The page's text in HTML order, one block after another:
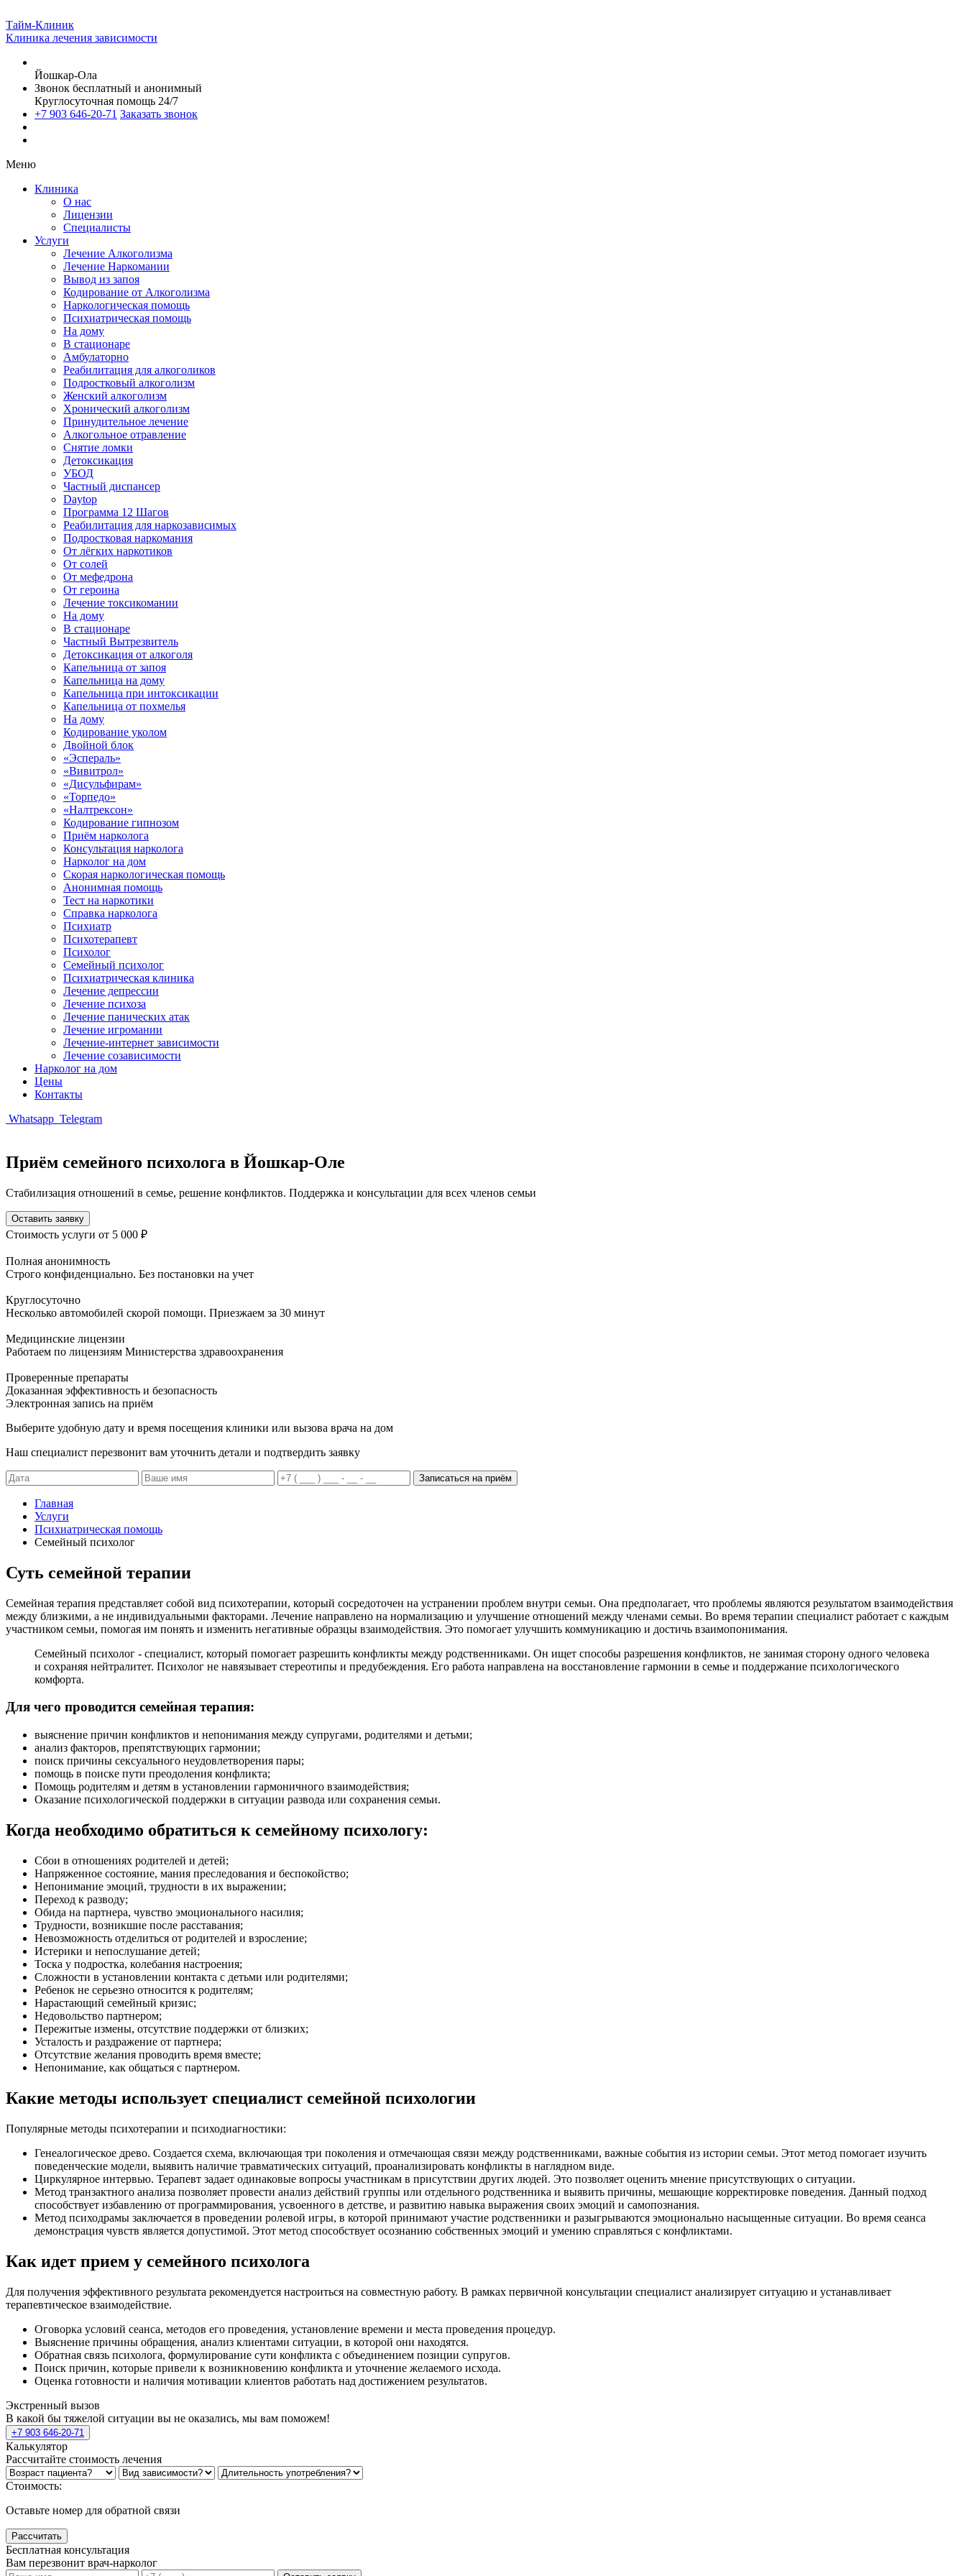
Тайм-Клиник
Клиника лечения зависимости
Йошкар-Ола
Звонок бесплатный и анонимный
Круглосуточная помощь 24/7
+7 903 646-20-71 Заказать звонок
Меню
Клиника
О нас
Лицензии
Специалисты
Услуги
Лечение Алкоголизма
Лечение Наркомании
Вывод из запоя
Кодирование от Алкоголизма
Наркологическая помощь
Психиатрическая помощь
На дому
В стационаре
Амбулаторно
Реабилитация для алкоголиков
Подростковый алкоголизм
Женский алкоголизм
Хронический алкоголизм
Принудительное лечение
Алкогольное отравление
Снятие ломки
Детоксикация
УБОД
Частный диспансер
Daytop
Программа 12 Шагов
Реабилитация для наркозависимых
Подростковая наркомания
От лёгких наркотиков
От солей
От мефедрона
От героина
Лечение токсикомании
На дому
В стационаре
Частный Вытрезвитель
Детоксикация от алкоголя
Капельница от запоя
Капельница на дому
Капельница при интоксикации
Капельница от похмелья
На дому
Кодирование уколом
Двойной блок
«Эспераль»
«Вивитрол»
«Дисульфирам»
«Торпедо»
«Налтрексон»
Кодирование гипнозом
Приём нарколога
Консультация нарколога
Нарколог на дом
Скорая наркологическая помощь
Анонимная помощь
Тест на наркотики
Справка нарколога
Психиатр
Психотерапевт
Психолог
Семейный психолог
Психиатрическая клиника
Лечение депрессии
Лечение психоза
Лечение панических атак
Лечение игромании
Лечение-интернет зависимости
Лечение созависимости
Нарколог на дом
Цены
Контакты
Whatsapp Telegram
Приём семейного психолога в Йошкар-Оле
Стабилизация отношений в семье, решение конфликтов. Поддержка и консультации для всех членов семьи
Оставить заявку
Стоимость услуги от 5 000 ₽
Полная анонимность
Строго конфиденциально. Без постановки на учет
Круглосуточно
Несколько автомобилей скорой помощи. Приезжаем за 30 минут
Медицинские лицензии
Работаем по лицензиям Министерства здравоохранения
Проверенные препараты
Доказанная эффективность и безопасность
Электронная запись на приём
Выберите удобную дату и время посещения клиники или вызова врача на дом
Наш специалист перезвонит вам уточнить детали и подтвердить заявку
Записаться на приём
Главная
Услуги
Психиатрическая помощь
Семейный психолог
Суть семейной терапии
Семейная терапия представляет собой вид психотерапии, который сосредоточен на устранении проблем внутри семьи. Она предполагает, что проблемы являются результатом взаимодействия
между близкими, а не индивидуальными факторами. Лечение направлено на нормализацию и улучшение отношений между членами семьи. Во время терапии специалист работает с каждым
участником семьи, помогая им понять и изменить негативные образцы взаимодействия. Это помогает улучшить коммуникацию и достичь взаимопонимания.
Семейный психолог - специалист, который помогает разрешить конфликты между родственниками. Он ищет способы разрешения конфликтов, не занимая сторону одного человека
и сохраняя нейтралитет. Психолог не навязывает стереотипы и предубеждения. Его работа направлена на восстановление гармонии в семье и поддержание психологического
комфорта.
Для чего проводится семейная терапия:
выяснение причин конфликтов и непонимания между супругами, родителями и детьми;
анализ факторов, препятствующих гармонии;
поиск причины сексуального неудовлетворения пары;
помощь в поиске пути преодоления конфликта;
Помощь родителям и детям в установлении гармоничного взаимодействия;
Оказание психологической поддержки в ситуации развода или сохранения семьи.
Когда необходимо обратиться к семейному психологу:
Сбои в отношениях родителей и детей;
Напряженное состояние, мания преследования и беспокойство;
Непонимание эмоций, трудности в их выражении;
Переход к разводу;
Обида на партнера, чувство эмоционального насилия;
Трудности, возникшие после расставания;
Невозможность отделиться от родителей и взросление;
Истерики и непослушание детей;
Тоска у подростка, колебания настроения;
Сложности в установлении контакта с детьми или родителями;
Ребенок не серьезно относится к родителям;
Нарастающий семейный кризис;
Недовольство партнером;
Пережитые измены, отсутствие поддержки от близких;
Усталость и раздражение от партнера;
Отсутствие желания проводить время вместе;
Непонимание, как общаться с партнером.
Какие методы использует специалист семейной психологии
Популярные методы психотерапии и психодиагностики:
Генеалогическое древо. Создается схема, включающая три поколения и отмечающая связи между родственниками, важные события из истории семьи. Этот метод помогает изучить
поведенческие модели, выявить наличие травматических ситуаций, проанализировать конфликты в наглядном виде.
Циркулярное интервью. Терапевт задает одинаковые вопросы участникам в присутствии других людей. Это позволяет оценить мнение присутствующих о ситуации.
Метод транзактного анализа позволяет провести анализ действий группы или отдельного родственника и выявить причины, мешающие корректировке поведения. Данный подход
способствует избавлению от программирования, усвоенного в детстве, и развитию навыка выражения своих эмоций и самопознания.
Метод психодрамы заключается в проведении ролевой игры, в которой принимают участие родственники и разыгрываются эмоционально насыщенные ситуации. Во время сеанса
демонстрация чувств является допустимой. Этот метод способствует осознанию собственных эмоций и умению справляться с конфликтами.
Как идет прием у семейного психолога
Для получения эффективного результата рекомендуется настроиться на совместную работу. В рамках первичной консультации специалист анализирует ситуацию и устанавливает
терапевтическое взаимодействие.
Оговорка условий сеанса, методов его проведения, установление времени и места проведения процедур.
Выяснение причины обращения, анализ клиентами ситуации, в которой они находятся.
Обратная связь психолога, формулирование сути конфликта с объединением позиции супругов.
Поиск причин, которые привели к возникновению конфликта и уточнение желаемого исхода.
Оценка готовности и наличия мотивации клиентов работать над достижением результатов.
Экстренный вызов
В какой бы тяжелой ситуации вы не оказались, мы вам поможем!
+7 903 646-20-71
Калькулятор
Рассчитайте стоимость лечения
Стоимость:
Оставьте номер для обратной связи
Рассчитать
Бесплатная консультация
Вам перезвонит врач-нарколог